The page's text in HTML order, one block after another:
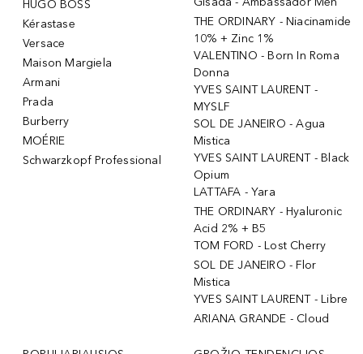
HUGO BOSS
Kérastase
Versace
Maison Margiela
Armani
Prada
Burberry
MOÉRIE
Schwarzkopf Professional
THE ORDINARY - Niacinamide
10% + Zinc 1%
VALENTINO - Born In Roma
Donna
YVES SAINT LAURENT -
MYSLF
SOL DE JANEIRO - Agua
Mistica
YVES SAINT LAURENT - Black
Opium
LATTAFA - Yara
THE ORDINARY - Hyaluronic
Acid 2% + B5
TOM FORD - Lost Cherry
SOL DE JANEIRO - Flor
Mistica
YVES SAINT LAURENT - Libre
ARIANA GRANDE - Cloud